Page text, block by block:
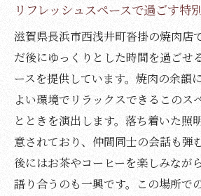
リフレッシュスペースで過ごす特
滋賀県長浜市西浅井町沓掛の焼肉店
だ後にゆっくりとした時間を過ごせ
ースを提供しています。焼肉の余韻
よい環境でリラックスできるこのス
とときを演出します。落ち着いた照
意されており、仲間同士の会話も弾
後にはお茶やコーヒーを楽しみなが
語り合うのも一興です。この場所で